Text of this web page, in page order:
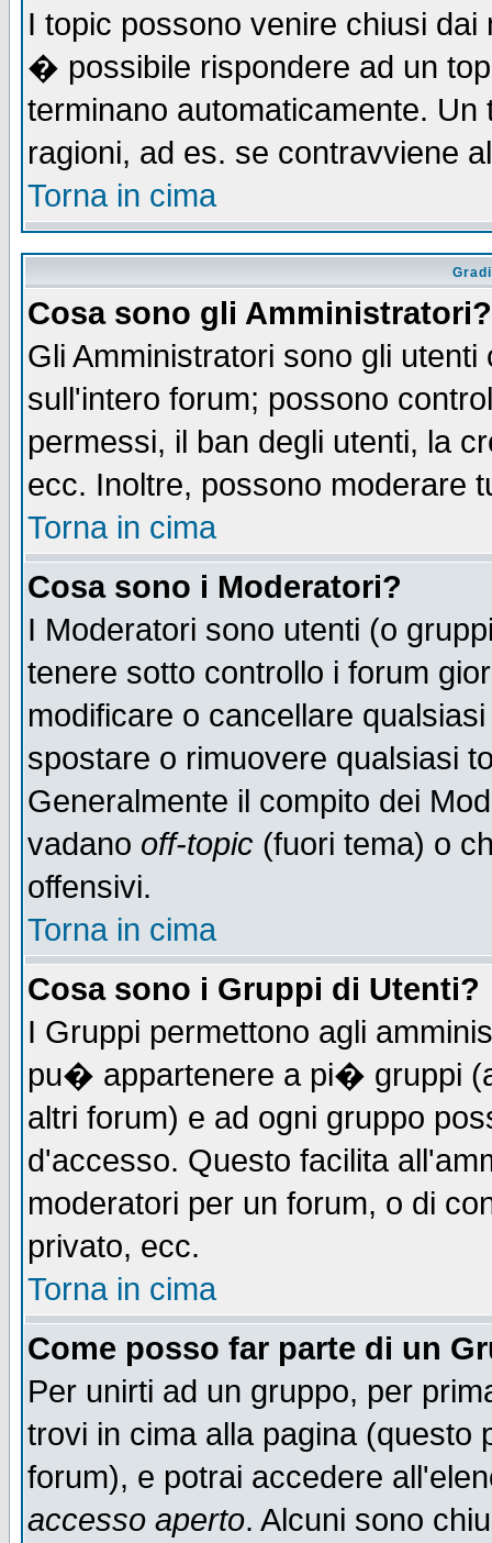
I topic possono venire chiusi
� possibile rispondere ad un
terminano automaticamente.
ragioni, ad es. se contravviene
Torna in cima
Cosa sono gli Amministratori?
Gli Amministratori sono gli
sull'intero forum; possono
permessi, il ban degli utenti, la
ecc. Inoltre, possono moderare
Torna in cima
Cosa sono i Moderatori?
I Moderatori sono utenti (o
tenere sotto controllo i forum
modificare o cancellare
spostare o rimuovere qualsiasi
Generalmente il compito dei
vadano off-topic (fuori tema) o
offensivi.
Torna in cima
Cosa sono i Gruppi di Utenti?
I Gruppi permettono agli
pu� appartenere a pi� gruppi
altri forum) e ad ogni gruppo
d'accesso. Questo facilita
moderatori per un forum, o di
privato, ecc.
Torna in cima
Come posso far parte di un
Per unirti ad un gruppo, per
trovi in cima alla pagina
forum), e potrai accedere
accesso aperto. Alcuni sono